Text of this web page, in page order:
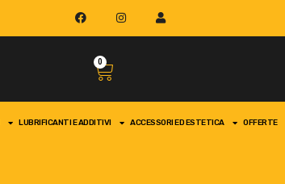
0
LUBRIFICANTI E ADDITIVI ACCESSORI ED ESTETICA OFFERTE